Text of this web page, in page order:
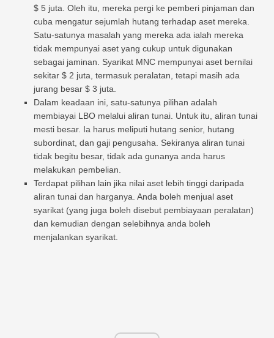
$ 5 juta. Oleh itu, mereka pergi ke pemberi pinjaman dan
cuba mengatur sejumlah hutang terhadap aset mereka.
Satu-satunya masalah yang mereka ada ialah mereka
tidak mempunyai aset yang cukup untuk digunakan
sebagai jaminan. Syarikat MNC mempunyai aset bernilai
sekitar $ 2 juta, termasuk peralatan, tetapi masih ada
jurang besar $ 3 juta.
Dalam keadaan ini, satu-satunya pilihan adalah
membiayai LBO melalui aliran tunai. Untuk itu, aliran tunai
mesti besar. Ia harus meliputi hutang senior, hutang
subordinat, dan gaji pengusaha. Sekiranya aliran tunai
tidak begitu besar, tidak ada gunanya anda harus
melakukan pembelian.
Terdapat pilihan lain jika nilai aset lebih tinggi daripada
aliran tunai dan harganya. Anda boleh menjual aset
syarikat (yang juga boleh disebut pembiayaan peralatan)
dan kemudian dengan selebihnya anda boleh
menjalankan syarikat.